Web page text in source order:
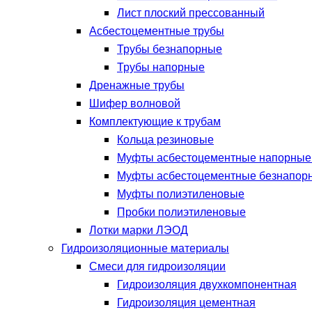
Лист плоский прессованный
Асбестоцементные трубы
Трубы безнапорные
Трубы напорные
Дренажные трубы
Шифер волновой
Комплектующие к трубам
Кольца резиновые
Муфты асбестоцементные
Муфты асбестоцементные
Муфты полиэтиленовые
Пробки полиэтиленовые
Лотки марки ЛЭОД
Гидроизоляционные материалы
Смеси для гидроизоляции
Гидроизоляция двухкомпонентная
Гидроизоляция цементная